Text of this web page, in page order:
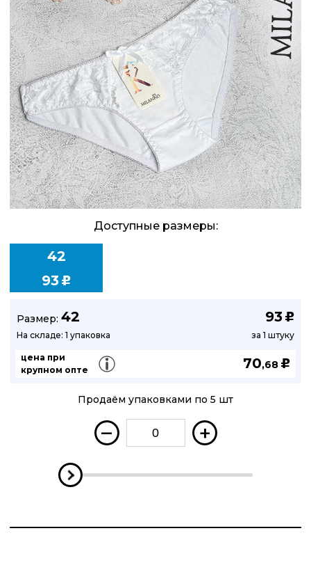
Доступные размеры:
42
93 u
Размер: 42 93 u
На складе: 1 упаковка за 1 штуку
цена при
крупном опте
70,68 u
Продаём упаковками по 5 шт
– +